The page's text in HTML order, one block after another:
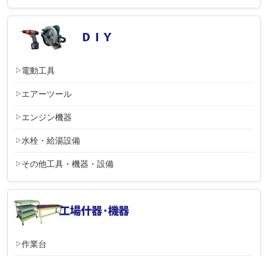
電動工具
エアーツール
エンジン機器
水栓・給湯設備
その他工具・機器・設備
作業台